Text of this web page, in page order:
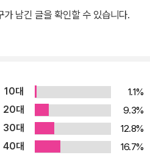
이상이 일어나 미완으로 끝났다. 니
토리노에서 발작을 일으킨 뒤부터
. 어머니가 죽자 여동생 엘리자베트
남긴 글을 확인할 수 있습니다.
10대
1.1%
20대
9.3%
30대
12.8%
40대
16.7%